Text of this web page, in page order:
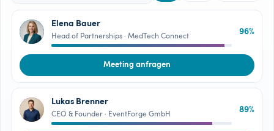
EB
Elena Bauer
Head of Partnerships · MedTech Connect 96%
Meeting anfragen
LB
Lukas Brenner
CEO & Founder · EventForge GmbH 89%